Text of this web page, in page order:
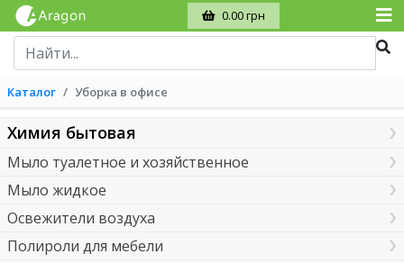
0.00 грн
Каталог Уборка в офисе
Химия бытовая
Мыло туалетное и хозяйственное
Мыло жидкое
Освежители воздуха
Полироли для мебели